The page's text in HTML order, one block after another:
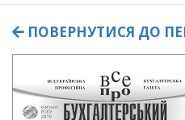
ПОВЕРНУТИСЯ ДО